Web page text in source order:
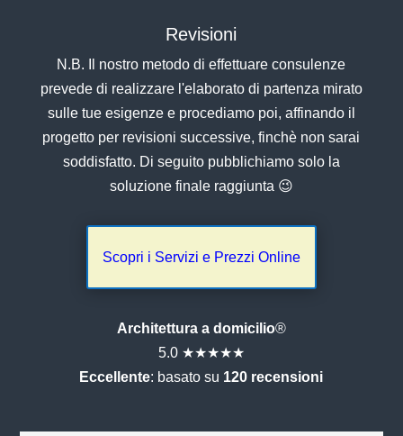
Revisioni
N.B. Il nostro metodo di effettuare consulenze
prevede di realizzare l'elaborato di partenza mirato
sulle tue esigenze e procediamo poi, affinando il
progetto per revisioni successive, finchè non sarai
soddisfatto. Di seguito pubblichiamo solo la
soluzione finale raggiunta 😉
Scopri i Servizi e Prezzi Online
Architettura a domicilio®
5.0 ★★★★★
Eccellente: basato su 120 recensioni